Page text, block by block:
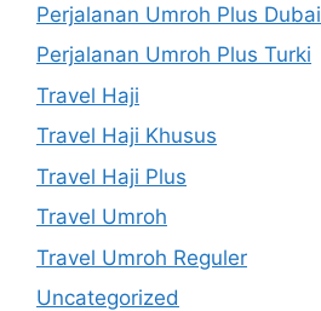
Perjalanan Umroh Plus Dubai
Perjalanan Umroh Plus Turki
Travel Haji
Travel Haji Khusus
Travel Haji Plus
Travel Umroh
Travel Umroh Reguler
Uncategorized